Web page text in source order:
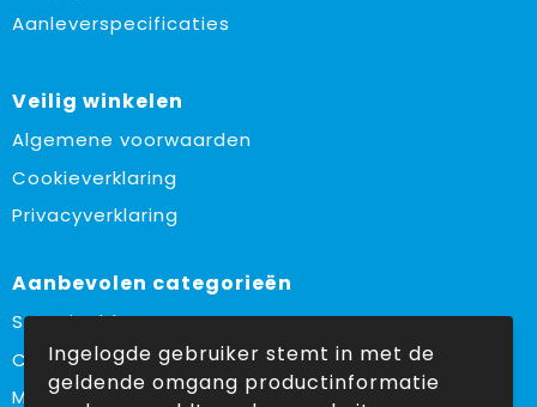
Aanleverspecificaties
Veilig winkelen
Algemene voorwaarden
Cookieverklaring
Privacyverklaring
Aanbevolen categorieën
Sustainable
Custom made
Made in Europe
Ingelogde gebruiker stemt in met de
geldende omgang productinformatie